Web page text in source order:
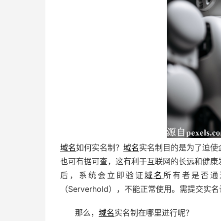
域名如何实名制？ 域名实名制目的是为了迫
也可有据可查，这有利于互联网的长远和健
后，系统会立即验证域名 所有者是否
（Serverhold），不能正常使用。需提交实
那么， 域名实名制在哪里进行呢？